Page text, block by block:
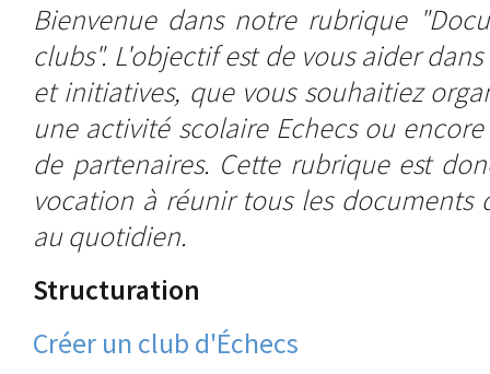
Bienvenue dans notre rubrique
clubs". L'objectif est de vous aider
et initiatives, que vous souhaitiez
une activité scolaire Echecs ou
de partenaires. Cette rubrique est
vocation à réunir tous les documents
au quotidien.
Structuration
Créer un club d'Échecs